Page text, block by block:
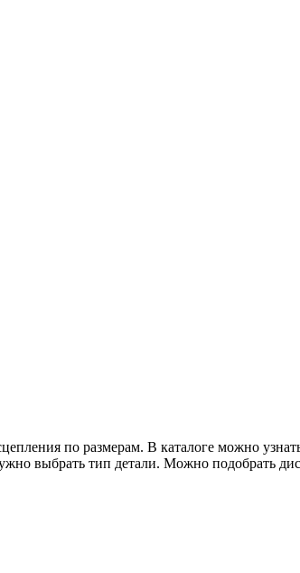
по размерам. В каталоге можно
выбрать тип детали. Можно подобрать